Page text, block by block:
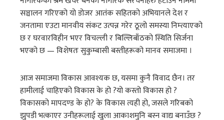
सञ्चालन गरिएको यो डोजर आतंक सहितको अभियानले देश र
जनतामा एउटा मानवीय संकट उत्पन्न गरेर ठूलो समस्या निम्त्याएको
छ र घरवारविहीन भएर विचल्ली र बिल्लिबाँठको स्थिति सिर्जना
भएको छ — विशेषतः सुकुम्बासी बस्तीहरूको मानव समाजमा ।
आज समाजमा विकास आवश्यक छ, यसमा कुनै विवाद छैन। तर
हामीलाई चाहिएको विकास के हो ?यो कस्तो विकास हो ?
विकासको मापदण्ड के हो? के विकास त्यही हो, जसले गरिबको
झुपडी भत्काएर उनीहरूलाई खुला आकाशमुनि बस्न वाद्य बनाउँछ ?